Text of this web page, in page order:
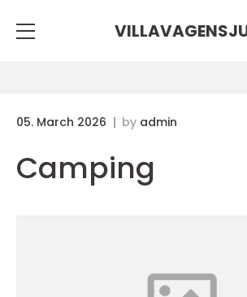
05. March 2026 by admin
Camping